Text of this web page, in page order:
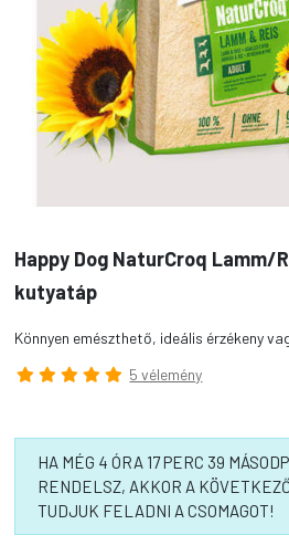
Happy Dog NaturCroq Lamm/
kutyatáp
Könnyen emészthető, ideális érzékeny
5 vélemény
HA MÉG 4 ÓRA 17 PERC 39
RENDELSZ, AKKOR A
TUDJUK FELADNI A CSOMAGOT!